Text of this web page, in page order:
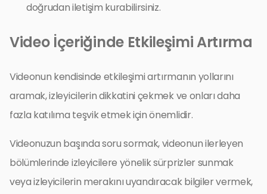
doğrudan iletişim kurabilirsiniz.
Video İçeriğinde Etkileşimi Artırma
Videonun kendisinde etkileşimi artırmanın yollarını
aramak, izleyicilerin dikkatini çekmek ve onları daha
fazla katılıma teşvik etmek için önemlidir.
Videonuzun başında soru sormak, videonun ilerleyen
bölümlerinde izleyicilere yönelik sürprizler sunmak
veya izleyicilerin merakını uyandıracak bilgiler vermek,